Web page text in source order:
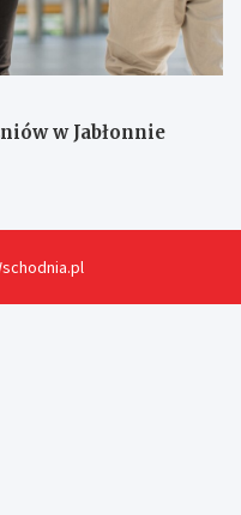
w Jabłonnie